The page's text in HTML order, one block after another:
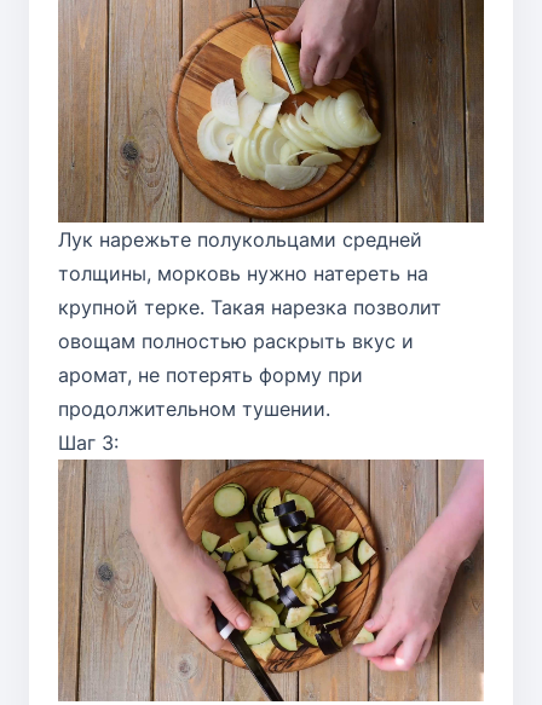
Лук нарежьте полукольцами средней
толщины, морковь нужно натереть на
крупной терке. Такая нарезка позволит
овощам полностью раскрыть вкус и
аромат, не потерять форму при
продолжительном тушении.
Шаг 3: